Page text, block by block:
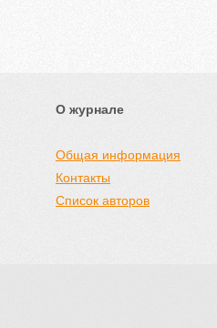
О журнале
Общая информация
Контакты
Список авторов